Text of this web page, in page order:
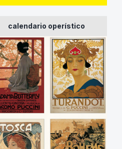
calendario operístico